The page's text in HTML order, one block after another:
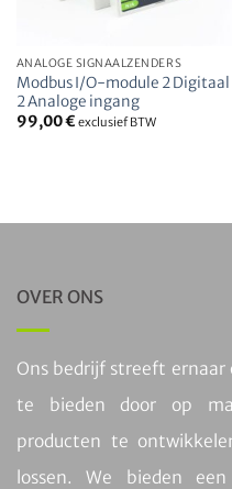
ANALOGE SIGNAALZENDERS
Modbus I/O-module 2 Digitaal
2 Analoge ingang
99,00€ exclusief BTW
OVER ONS
Ons bedrijf streeft ernaar
te bieden door op
producten te
lossen. We bieden